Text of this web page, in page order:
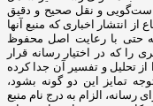
و نقل صحیح و دقیق
انتشار اخباری که منبع آنها
حتی با رعایت اصل محفوظ
که در اختیار رسانه قرار
از تحلیل و تفسیر آن جدا کرده
تمایز این دو گونه بشود،
الزام به درج نام منبع